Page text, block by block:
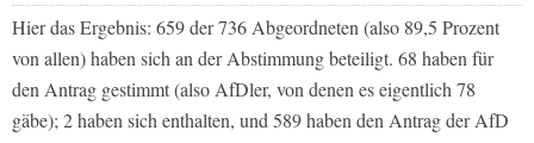
Hier das Ergebnis: 659 der 736 Abgeordneten (also 89,5 Prozent
von allen) haben sich an der Abstimmung beteiligt. 68 haben für
den Antrag gestimmt (also AfDler, von denen es eigentlich 78
gäbe); 2 haben sich enthalten, und 589 haben den Antrag der AfD